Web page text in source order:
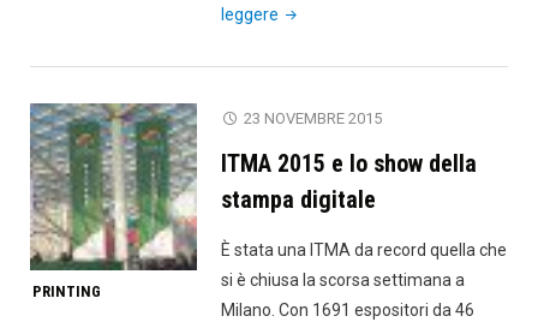
leggere "FESPA
2016,
novità"
PRINTING
23 NOVEMBRE 2015
ITMA 2015 e lo show della
stampa digitale
È stata una ITMA da record quella che
si è chiusa la scorsa settimana a
Milano. Con 1691 espositori da 46